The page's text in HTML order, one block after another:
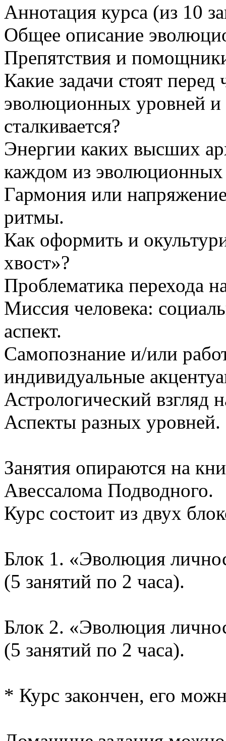
Аннотация курса (из 10
Общее описание
Препятствия и
Какие задачи стоят
эволюционных уровней
сталкивается?
Энергии каких высших
каждом из
Гармония или
ритмы.
Как оформить и
хвост»?
Проблематика перехода
Миссия человека:
аспект.
Самопознание и/или
индивидуальные
Астрологический
Аспекты разных уровней.
Занятия опираются на
Авессалома Подводного.
Курс состоит из двух
Блок 1. «Эволюция
(5 занятий по 2 часа).
Блок 2. «Эволюция
(5 занятий по 2 часа).
* Курс закончен, его